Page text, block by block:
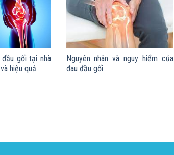
gối tại nhà
hiệu quả
Nguyên nhân và nguy hiểm của
đau đầu gối